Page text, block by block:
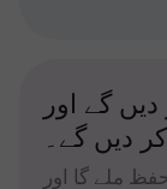
گے اور
دیں گے۔
ملے گا اور